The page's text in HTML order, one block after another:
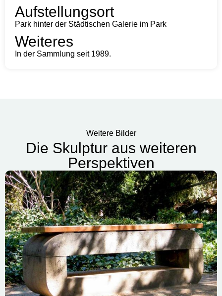
Aufstellungsort
Park hinter der Städtischen Galerie im Park
Weiteres
In der Sammlung seit 1989.
Weitere Bilder
Die Skulptur aus weiteren
Perspektiven